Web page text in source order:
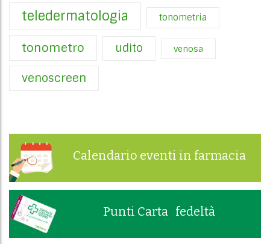
teledermatologia tonometria
tonometro udito venosa
venoscreen
Calendario eventi in farmacia
Punti Carta fedeltà